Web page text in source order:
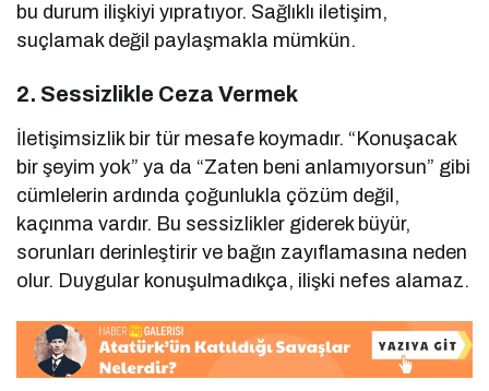
bu durum ilişkiyi yıpratıyor. Sağlıklı iletişim,
suçlamak değil paylaşmakla mümkün.
2. Sessizlikle Ceza Vermek
İletişimsizlik bir tür mesafe koymadır. “Konuşacak
bir şeyim yok” ya da “Zaten beni anlamıyorsun” gibi
cümlelerin ardında çoğunlukla çözüm değil,
kaçınma vardır. Bu sessizlikler giderek büyür,
sorunları derinleştirir ve bağın zayıflamasına neden
olur. Duygular konuşulmadıkça, ilişki nefes alamaz.